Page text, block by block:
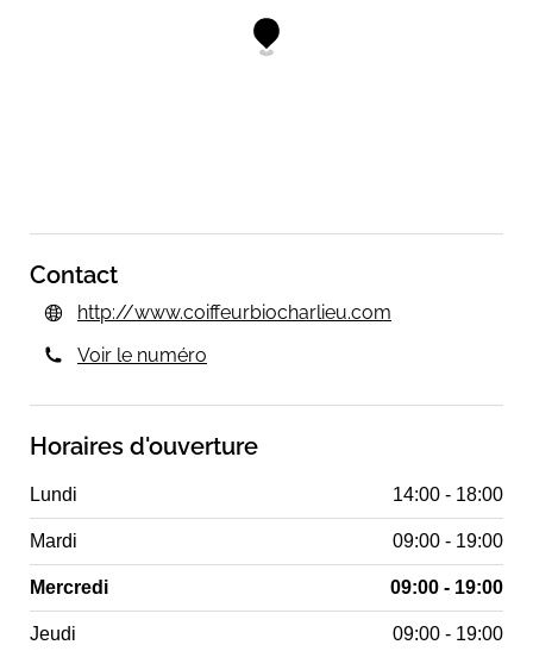
Contact
http://www.coiffeurbiocharlieu.com
Voir le numéro
Horaires d'ouverture
Lundi 14:00 - 18:00
Mardi 09:00 - 19:00
Mercredi 09:00 - 19:00
Jeudi 09:00 - 19:00